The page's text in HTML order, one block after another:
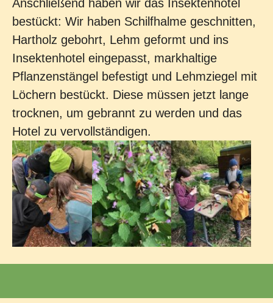
Anschließend haben wir das Insektenhotel
bestückt: Wir haben Schilfhalme geschnitten,
Hartholz gebohrt, Lehm geformt und ins
Insektenhotel eingepasst, markhaltige
Pflanzenstängel befestigt und Lehmziegel mit
Löchern bestückt. Diese müssen jetzt lange
trocknen, um gebrannt zu werden und das
Hotel zu vervollständigen.